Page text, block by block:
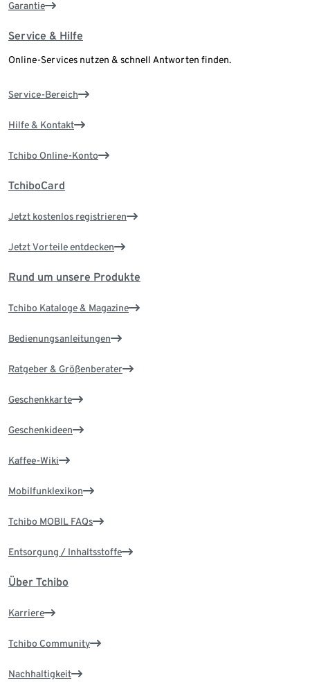
Garantie
Service & Hilfe
Online-Services nutzen & schnell Antworten finden.
Service-Bereich
Hilfe & Kontakt
Tchibo Online-Konto
TchiboCard
Jetzt kostenlos registrieren
Jetzt Vorteile entdecken
Rund um unsere Produkte
Tchibo Kataloge & Magazine
Bedienungsanleitungen
Ratgeber & Größenberater
Geschenkkarte
Geschenkideen
Kaffee-Wiki
Mobilfunklexikon
Tchibo MOBIL FAQs
Entsorgung / Inhaltsstoffe
Über Tchibo
Karriere
Tchibo Community
Nachhaltigkeit